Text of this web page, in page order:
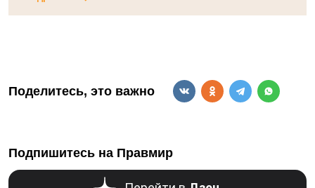
Поделитесь, это важно
Подпишитесь на Правмир